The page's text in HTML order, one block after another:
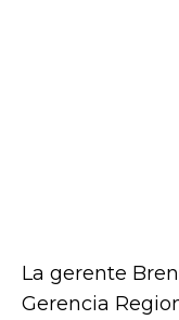
La gerente
Gerencia